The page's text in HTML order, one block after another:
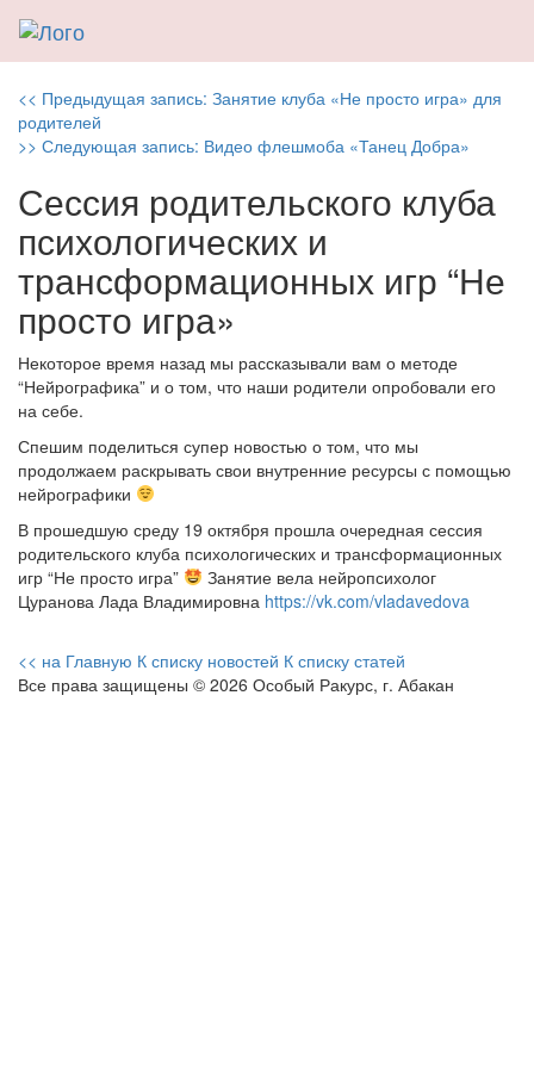
Навигация
по
записям
<< Предыдущая запись: Previous
Занятие клуба «Не просто игра» для
родителей
>> Следующая запись: Next
Видео флешмоба «Танец Добра»
Сессия родительского клуба
психологических и
трансформационных игр “Не
просто игра»
Некоторое время назад мы рассказывали вам о методе
“Нейрографика” и о том, что наши родители опробовали его
на себе.
Спешим поделиться супер новостью о том, что мы
продолжаем раскрывать свои внутренние ресурсы с помощью
нейрографики
В прошедшую среду 19 октября прошла очередная сессия
родительского клуба психологических и трансформационных
игр “Не просто игра”
Занятие вела нейропсихолог
Цуранова Лада Владимировна https://vk.com/vladavedova
<< на Главную К списку новостей К списку статей
Все права защищены © 2026 Особый Ракурс, г. Абакан